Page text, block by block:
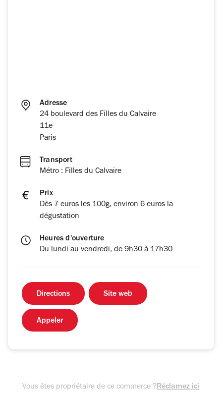
Adresse
24 boulevard des Filles du Calvaire
11e
Paris
Transport
Métro : Filles du Calvaire
Prix
Dès 7 euros les 100g, environ 6 euros la
dégustation
Heures d'ouverture
Du lundi au vendredi, de 9h30 à 17h30
Directions Site web
Appeler
Vous êtes propriétaire de ce commerce ?Réclamez ici